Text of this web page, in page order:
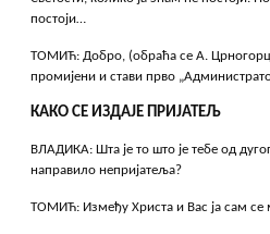
постоји…
ТОМИЋ: Добро, (обраћа се А.
промијени и стави прво
КАКО СЕ ИЗДАЈЕ ПРИЈАТЕЉ
ВЛАДИКА: Шта је то што је тебе од
направило непријатеља?
ТОМИЋ: Између Христа и Вас ја сам се